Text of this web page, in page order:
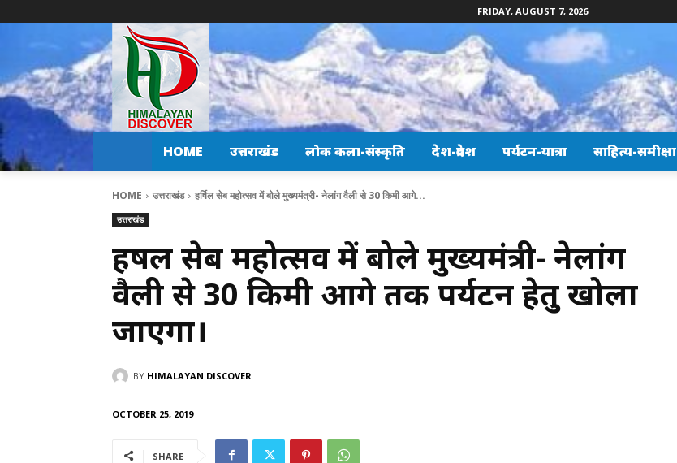
FRIDAY, AUGUST 7, 2026
HOME उत्तराखंड लोक कला-संस्कृति देश-प्रदेश पर्यटन-यात्रा साहित्य-समीक्षा
HOME उत्तराखंड हर्षिल सेब महोत्सव में बोले मुख्यमंत्री- नेलांग वैली से 30 किमी आगे...
उत्तराखंड
हर्षिल सेब महोत्सव में बोले मुख्यमंत्री- नेलांग
वैली से 30 किमी आगे तक पर्यटन हेतु खोला
जाएगा।
BY HIMALAYAN DISCOVER
OCTOBER 25, 2019
SHARE